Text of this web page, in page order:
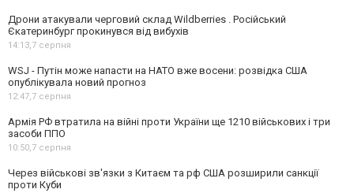
Дрони атакували черговий склад Wildberries . Російський
Єкатеринбург прокинувся від вибухів
14:13,7 серпня
WSJ - Путін може напасти на НАТО вже восени: розвідка США
опублікувала новий прогноз
12:47,7 серпня
Армія РФ втратила на війні проти України ще 1210 військових і три
засоби ППО
10:50,7 серпня
Через військові зв'язки з Китаєм та рф США розширили санкції
проти Куби